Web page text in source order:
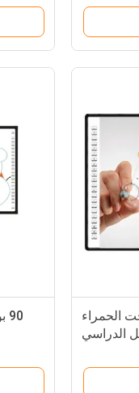
المدرسي
الحمراء
الدراسي